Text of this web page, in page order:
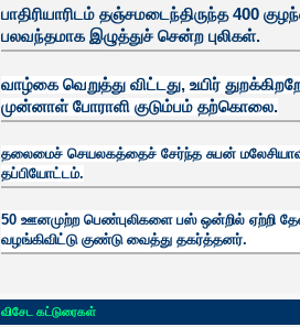
பாதிரியாரிடம் தஞ்சமடைந்திருந்த 400
பலவந்தமாக இழுத்துச் சென்ற புலிகள்.
வாழ்கை வெறுத்து விட்டது, உயிர்
முன்னாள் போராளி குடும்பம் தற்கொலை.
தலைமைச் செயலகத்தைச் சேர்ந்த சுபன்
தப்பியோட்டம்.
50 ஊனமுற்ற பெண்புலிகளை பஸ் ஒன்றில் ஏற்றி
வழங்கிவிட்டு குண்டு வைத்து தகர்த்தனர்.
விசேட கட்டுரைகள்